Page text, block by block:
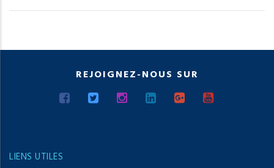
REJOIGNEZ-NOUS SUR
LIENS UTILES